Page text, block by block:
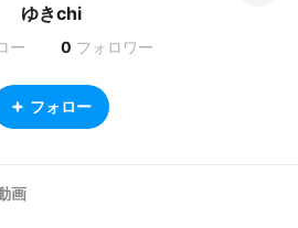
ゆきchi
ー 0 フォロワー
フォロー
画